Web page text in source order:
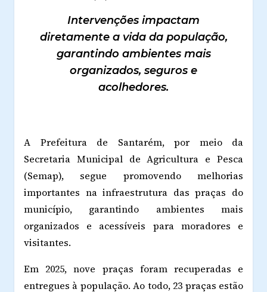
Intervenções impactam
diretamente a vida da população,
garantindo ambientes mais
organizados, seguros e
acolhedores.
A Prefeitura de Santarém, por meio da
Secretaria Municipal de Agricultura e Pesca
(Semap), segue promovendo melhorias
importantes na infraestrutura das praças do
município, garantindo ambientes mais
organizados e acessíveis para moradores e
visitantes.
Em 2025, nove praças foram recuperadas e
entregues à população. Ao todo, 23 praças estão